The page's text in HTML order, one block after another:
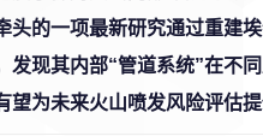
头的一项最新研究通过重建
发现其内部“管道系统”在不
望为未来火山喷发风险评估